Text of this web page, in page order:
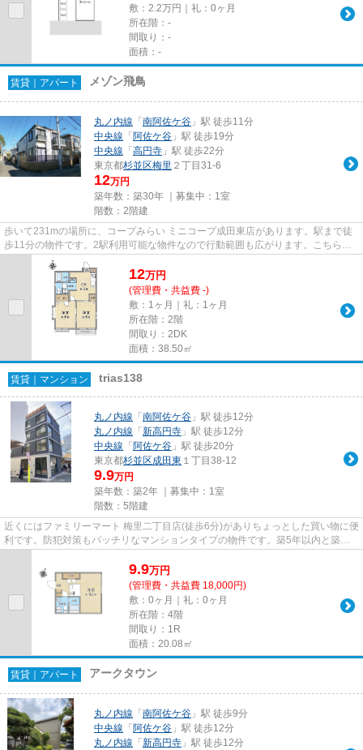
敷：2.2万円｜礼：0ヶ月
所在階：-
間取り：-
面積：-
賃貸｜アパート メゾン飛鳥
丸ノ内線 「 南阿佐ケ谷 」駅 徒歩11分
中央線 「 阿佐ケ谷 」駅 徒歩19分
中央線 「 高円寺 」駅 徒歩22分
東京都杉並区梅里 ２丁目31-6
12万円
築年数：築30年 ｜募集中： 1室
階数：2階建
歩いて231mの場所に、コープみらい ミニコープ成田東店があります。駅まで徒
歩11分の物件です。2駅利用可能な物件なので行動範囲も広がります。こちらの
物件は陽当り良好です。当社ス...
12万円
(管理費・共益費 -)
敷：1ヶ月｜礼：1ヶ月
所在階：2階
間取り：2DK
面積：38.50㎡
賃貸｜マンション trias138
丸ノ内線 「 南阿佐ケ谷 」駅 徒歩12分
丸ノ内線 「 新高円寺 」駅 徒歩12分
中央線 「 阿佐ケ谷 」駅 徒歩20分
東京都杉並区成田東 １丁目38-12
9.9万円
築年数：築2年 ｜募集中： 1室
階数：5階建
近くにはファミリーマート 梅里二丁目店(徒歩6分)がありちょっとした買い物に便
利です。防犯対策もバッチリなマンションタイプの物件です。築5年以内と築浅
9.9万円
(管理費・共益費 18,000円)
敷：0ヶ月｜礼：0ヶ月
所在階：4階
間取り：1R
面積：20.08㎡
賃貸｜アパート アークタウン
丸ノ内線 「 南阿佐ケ谷 」駅 徒歩9分
中央線 「 阿佐ケ谷 」駅 徒歩12分
丸ノ内線 「 新高円寺 」駅 徒歩12分